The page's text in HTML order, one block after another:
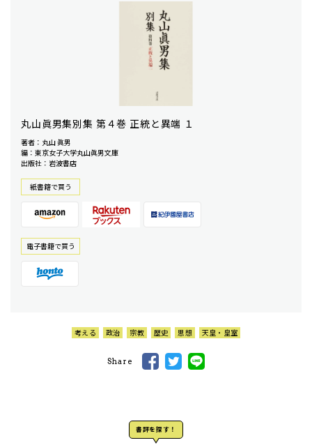
丸山眞男集別集 第４巻 正統と異端 １
著者：丸山 眞男
編：東京女子大学丸山眞男文庫
出版社：岩波書店
紙書籍で買う
電⼦書籍で買う
考える 政治 宗教 歴史 思想 天皇・皇室
Share
書評を探す！